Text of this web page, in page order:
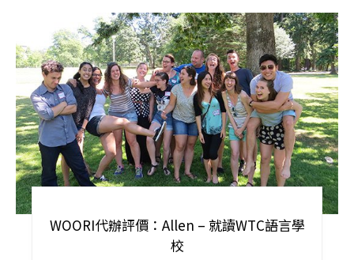
WOORI代辦評價：Allen – 就讀WTC語言學
校